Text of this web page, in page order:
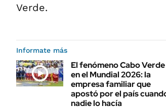
Verde.
Informate más
El fenómeno Cabo Verde
en el Mundial 2026: la
empresa familiar que
apostó por el país
nadie lo hacía